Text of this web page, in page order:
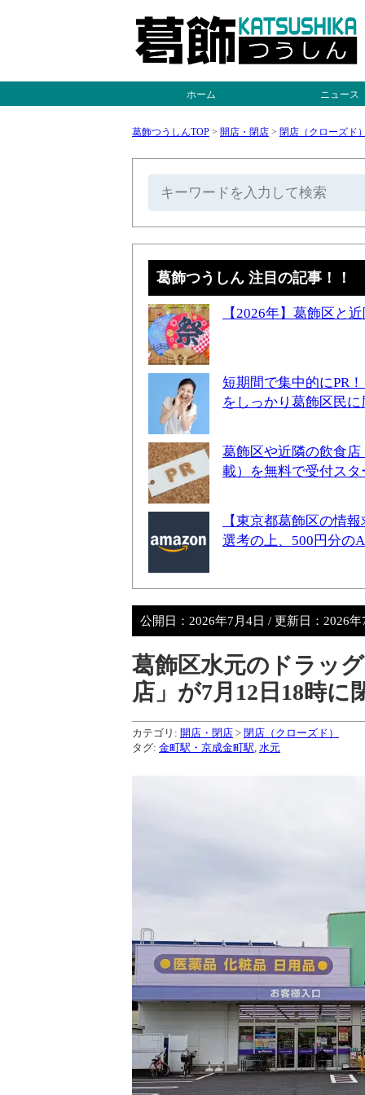
ホーム ニュース
葛飾つうしんTOP > 開店・閉店 > 閉店（クローズド
葛飾つうしん 注目の記事！！
【2026年】葛飾区と
短期間で集中的にPR
をしっかり葛飾区民
葛飾区や近隣の飲食
載）を無料で受付スタ
【東京都葛飾区の情
選考の上、500円分の
公開日： 2026年7月4日 / 更新日： 2026
葛飾区水元のドラッ
店」が7月12日18時に
カテゴリ: 開店・閉店 > 閉店（クローズド）
タグ: 金町駅・京成金町駅 水元